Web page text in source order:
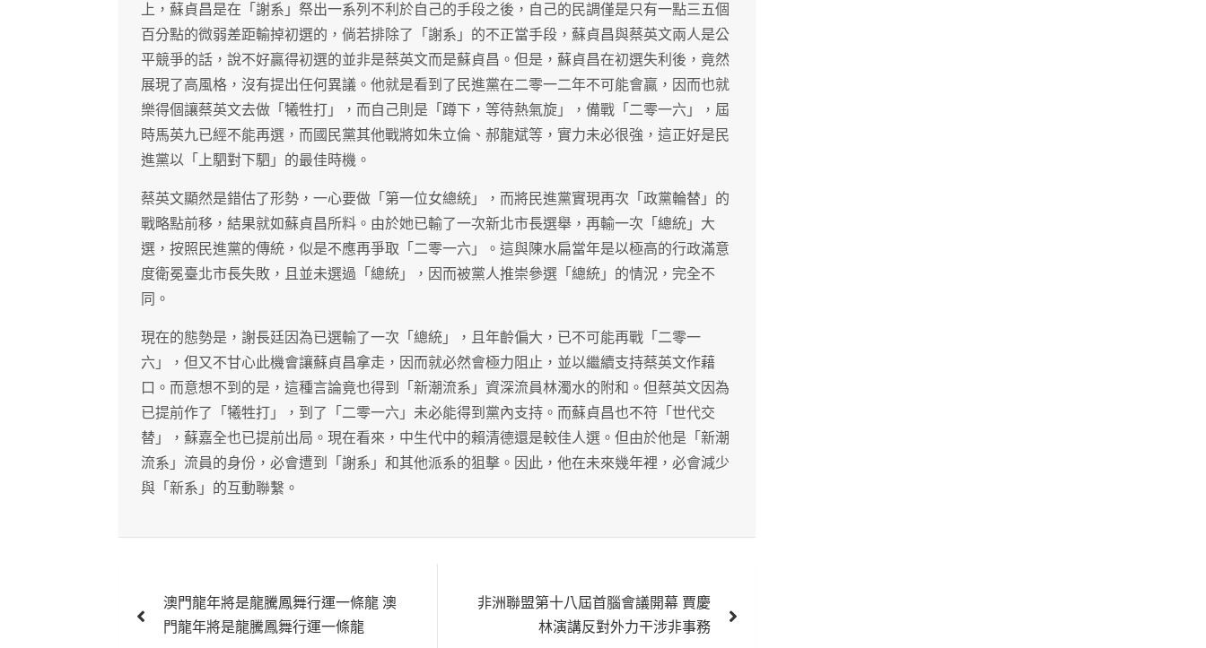
上，蘇貞昌是在「謝系」祭出一系列不利於自己的手段之後，自己的民調僅是只有一點三五個
百分點的微弱差距輸掉初選的，倘若排除了「謝系」的不正當手段，蘇貞昌與蔡英文兩人是公
平競爭的話，說不好贏得初選的並非是蔡英文而是蘇貞昌。但是，蘇貞昌在初選失利後，竟然
展現了高風格，沒有提出任何異議。他就是看到了民進黨在二零一二年不可能會贏，因而也就
樂得個讓蔡英文去做「犧牲打」，而自己則是「蹲下，等待熱氣旋」，備戰「二零一六」，屆
時馬英九已經不能再選，而國民黨其他戰將如朱立倫、郝龍斌等，實力未必很強，這正好是民
進黨以「上駟對下駟」的最佳時機。
蔡英文顯然是錯估了形勢，一心要做「第一位女總統」，而將民進黨實現再次「政黨輪替」的
戰略點前移，結果就如蘇貞昌所料。由於她已輸了一次新北市長選舉，再輸一次「總統」大
選，按照民進黨的傳統，似是不應再爭取「二零一六」。這與陳水扁當年是以極高的行政滿意
度衛冕臺北市長失敗，且並未選過「總統」，因而被黨人推崇參選「總統」的情況，完全不
同。
現在的態勢是，謝長廷因為已選輸了一次「總統」，且年齡偏大，已不可能再戰「二零一
六」，但又不甘心此機會讓蘇貞昌拿走，因而就必然會極力阻止，並以繼續支持蔡英文作藉
口。而意想不到的是，這種言論竟也得到「新潮流系」資深流員林濁水的附和。但蔡英文因為
已提前作了「犧牲打」，到了「二零一六」未必能得到黨內支持。而蘇貞昌也不符「世代交
替」，蘇嘉全也已提前出局。現在看來，中生代中的賴清德還是較佳人選。但由於他是「新潮
流系」流員的身份，必會遭到「謝系」和其他派系的狙擊。因此，他在未來幾年裡，必會減少
與「新系」的互動聯繫。
章
澳門龍年將是龍騰鳳舞行運一條龍 澳
門龍年將是龍騰鳳舞行運一條龍
非洲聯盟第十八屆首腦會議開幕 賈慶
林演講反對外力干涉非事務